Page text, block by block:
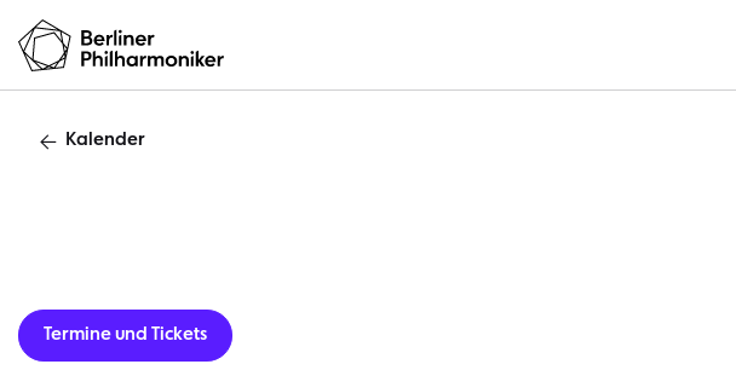
Kalender
Termine und Tickets